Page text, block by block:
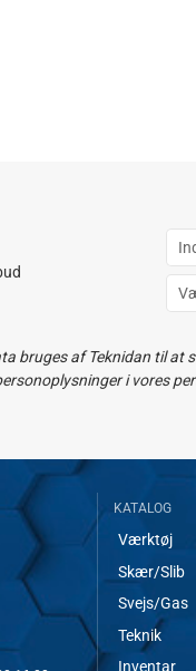
bruges af Teknidan til
i vores
KATALOG
Værktøj
Skær/Slib
Svejs/Gas
Teknik
Inventar